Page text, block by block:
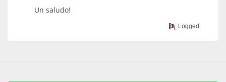
Un saludo!
Logged